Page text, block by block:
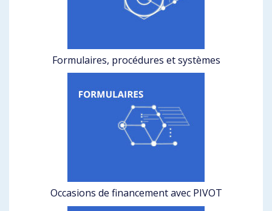
Formulaires, procédures et systèmes
Occasions de financement avec PIVOT